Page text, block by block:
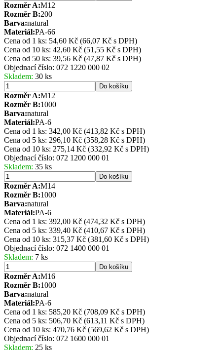
Rozměr A:M12
Rozměr B:200
Barva:natural
Materiál:PA-66
Cena od 1 ks: 54,60 Kč (66,07 Kč s DPH)
Cena od 10 ks: 42,60 Kč (51,55 Kč s DPH)
Cena od 50 ks: 39,56 Kč (47,87 Kč s DPH)
Objednací číslo: 072 1220 000 02
Skladem: 30 ks
Do košíku
Rozměr A:M12
Rozměr B:1000
Barva:natural
Materiál:PA-6
Cena od 1 ks: 342,00 Kč (413,82 Kč s DPH)
Cena od 5 ks: 296,10 Kč (358,28 Kč s DPH)
Cena od 10 ks: 275,14 Kč (332,92 Kč s DPH)
Objednací číslo: 072 1200 000 01
Skladem: 35 ks
Do košíku
Rozměr A:M14
Rozměr B:1000
Barva:natural
Materiál:PA-6
Cena od 1 ks: 392,00 Kč (474,32 Kč s DPH)
Cena od 5 ks: 339,40 Kč (410,67 Kč s DPH)
Cena od 10 ks: 315,37 Kč (381,60 Kč s DPH)
Objednací číslo: 072 1400 000 01
Skladem: 7 ks
Do košíku
Rozměr A:M16
Rozměr B:1000
Barva:natural
Materiál:PA-6
Cena od 1 ks: 585,20 Kč (708,09 Kč s DPH)
Cena od 5 ks: 506,70 Kč (613,11 Kč s DPH)
Cena od 10 ks: 470,76 Kč (569,62 Kč s DPH)
Objednací číslo: 072 1600 000 01
Skladem: 25 ks